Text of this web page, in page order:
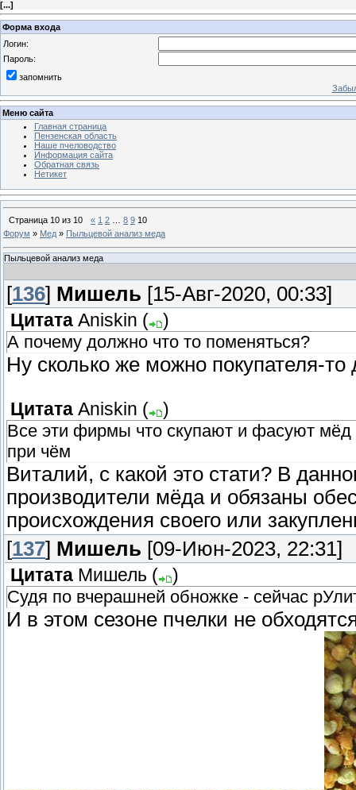
[...]
Форма входа
Логин:
Пароль:
запомнить
Меню сайта
Главная страница
Пензенская область
Наше пчеловодство
Информация сайта
Обратная связь
Нетикет
Страница 10 из 10 « 1 2 8 9 10
Форум » Мед » Пыльцевой анализ меда
Пыльцевой анализ меда
[136] Мишель [15-Авг-2020, 00:33]
Цитата Aniskin (
)
А почему должно что то поменяться?
Ну сколько же можно покупателя-
Цитата Aniskin (
)
Все эти фирмы что скупают и фасуют мёд
при чём
Виталий, с какой это стати? В
производители мёда и обязаны
происхождения своего или
[137] Мишель [09-Июн-2023, 22:31]
Цитата Мишель (
)
Судя по вчерашней обножке - сейчас
И в этом сезоне пчелки не